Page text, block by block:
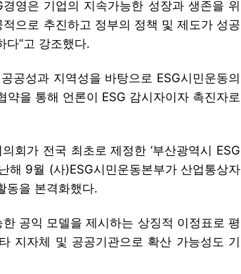
영은 기업의 지속가능한 성장과 생존을 위
으로 추진하고 정부의 정책 및 제도가 성공
다”고 강조했다.
공성과 지역성을 바탕으로 ESG시민운동의
약을 통해 언론이 ESG 감시자이자 촉진자로
회가 전국 최초로 제정한 ‘부산광역시 ESG
해 9월 (사)ESG시민운동본부가 산업통상자
동을 본격화했다.
공익 모델을 제시하는 상징적 이정표로 평
지자체 및 공공기관으로 확산 가능성도 기